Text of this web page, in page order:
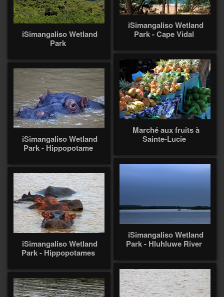
iSimangaliso Wetland
Park - Cape Vidal
iSimangaliso Wetland
Park
Marché aux fruits à
Sainte-Lucie
iSimangaliso Wetland
Park - Hippopotame
iSimangaliso Wetland
Park - Hluhluwe River
iSimangaliso Wetland
Park - Hippopotames